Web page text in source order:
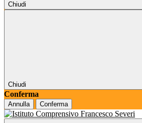
Chiudi
Chiudi
Conferma
Annulla Conferma